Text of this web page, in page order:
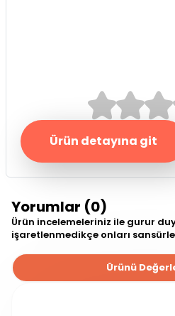
Ürün detayına git
Yorumlar (0)
Ürün incelemeleriniz ile gurur
işaretlenmedikçe onları
Ürünü